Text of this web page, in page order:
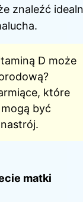
znaleźć
D może
które
być
matki